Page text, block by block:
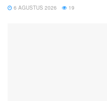
6 AGUSTUS 2026 19